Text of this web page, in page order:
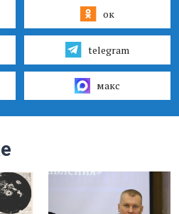
ок
telegram
макс